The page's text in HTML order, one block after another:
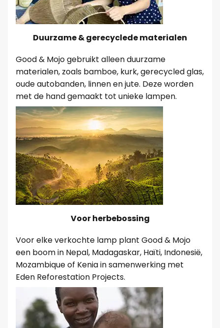
Duurzame & gerecyclede materialen
Good & Mojo gebruikt alleen duurzame
materialen, zoals bamboe, kurk, gerecycled glas,
oude autobanden, linnen en jute. Deze worden
met de hand gemaakt tot unieke lampen.
Voor herbebossing
Voor elke verkochte lamp plant Good & Mojo
een boom in Nepal, Madagaskar, Haïti, Indonesië,
Mozambique of Kenia in samenwerking met
Eden Reforestation Projects.